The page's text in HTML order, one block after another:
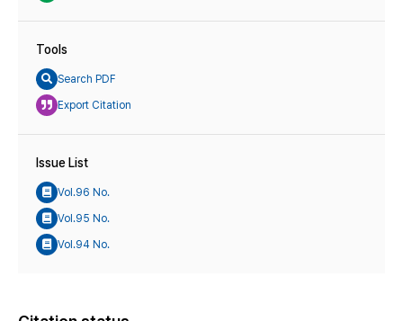
Tools
Search PDF
Export Citation
Issue List
Vol.96 No.
Vol.95 No.
Vol.94 No.